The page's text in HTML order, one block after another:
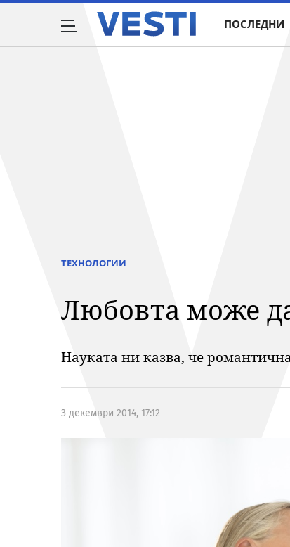
ПОСЛЕДНИ
ТЕХНОЛОГИИ
Любовта може
Науката ни казва, че
3 декември 2014, 17:12